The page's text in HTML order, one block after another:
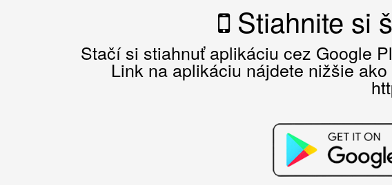
Stiahnite si
Stačí si stiahnuť aplikáciu cez Google
Link na aplikáciu nájdete nižšie